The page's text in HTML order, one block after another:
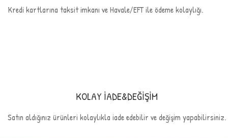
Kredi kartlarına taksit imkanı ve Havale/EFT ile ödeme kolaylığı.
KOLAY İADE&DEĞİŞİM
Satın aldığınız ürünleri kolaylıkla iade edebilir ve değişim yapabilirsiniz.